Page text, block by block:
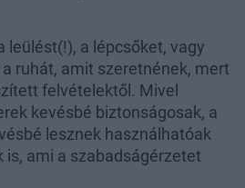
leülést(!), a lépcsőket, vagy
ruhát, amit szeretnének, mert
felvételektől. Mivel
kevésbé biztonságosak, a
lesznek használhatóak
ami a szabadságérzetet